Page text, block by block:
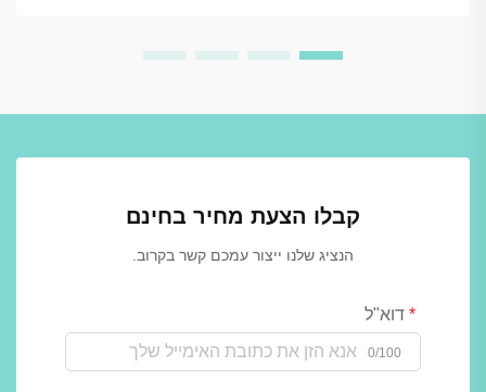
קבלו הצעת מחיר בחינם
הנציג שלנו ייצור עמכם קשר בקרוב.
דוא"ל
0/100